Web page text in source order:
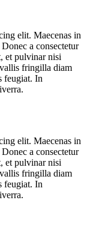
elit. Maecenas in
a consectetur
et pulvinar nisi
fringilla diam
feugiat. In
elit. Maecenas in
a consectetur
et pulvinar nisi
fringilla diam
feugiat. In